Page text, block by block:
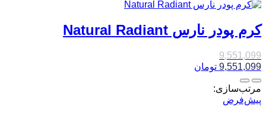
کرم پودر نارس Natural Radiant
9,551,099
9,551,099 تومان
مرتب‌سازی:
پیش‌فرض